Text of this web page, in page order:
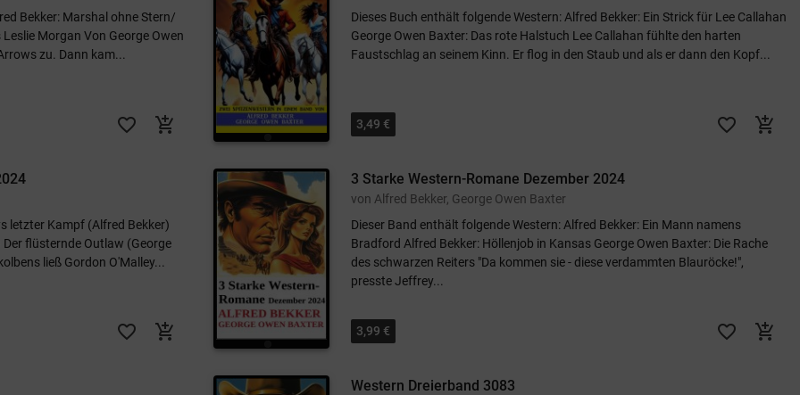
Bekker: Marshal ohne Stern/
Leslie Morgan Von George Owen
zu. Dann kam...
favorite_border add_shopping_cart
Dieses Buch enthält folgende Western: Alfred Bekker: Ein Strick für Lee Callahan
George Owen Baxter: Das rote Halstuch Lee Callahan fühlte den harten
Faustschlag an seinem Kinn. Er flog in den Staub und als er dann den Kopf...
3,49 € favorite_border add_shopping_cart
letzter Kampf (Alfred Bekker)
Der flüsternde Outlaw (George
ließ Gordon O'Malley...
favorite_border add_shopping_cart
3 Starke Western-Romane Dezember 2024
von Alfred Bekker, George Owen Baxter
Dieser Band enthält folgende Western: Alfred Bekker: Ein Mann namens
Bradford Alfred Bekker: Höllenjob in Kansas George Owen Baxter: Die Rache
des schwarzen Reiters "Da kommen sie - diese verdammten Blauröcke!",
presste Jeffrey...
3,99 € favorite_border add_shopping_cart
Western Dreierband 3083